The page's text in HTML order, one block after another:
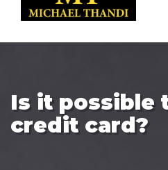
Is it possible
credit card?